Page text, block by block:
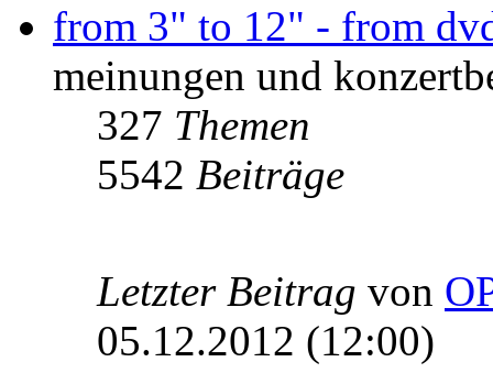
from 3" to 12" - from
meinungen und
327 Themen
5542 Beiträge
Letzter Beitrag von
05.12.2012 (12:00)